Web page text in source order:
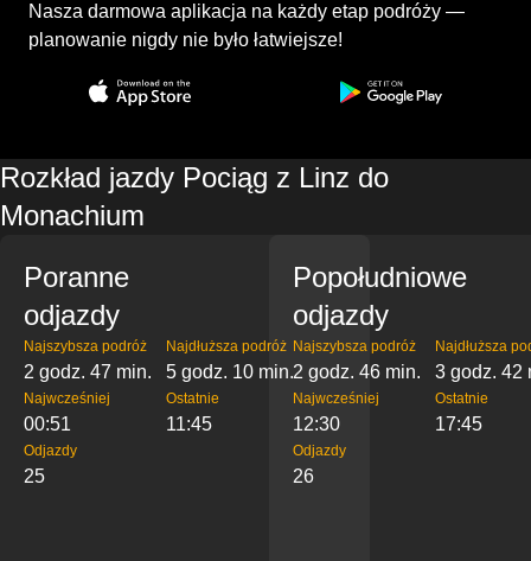
Nasza darmowa aplikacja na każdy etap podróży —
planowanie nigdy nie było łatwiejsze!
Rozkład jazdy Pociąg z Linz do
Monachium
Poranne
odjazdy
Najszybsza podróż
2 godz. 47 min.
Najdłuższa podróż
5 godz. 10 min.
Najwcześniej
00:51
Ostatnie
11:45
Odjazdy
25
Popołudniowe
odjazdy
Najszybsza podróż
2 godz. 46 min.
Najdłuższa
3 godz. 42
Najwcześniej
12:30
Ostatnie
17:45
Odjazdy
26